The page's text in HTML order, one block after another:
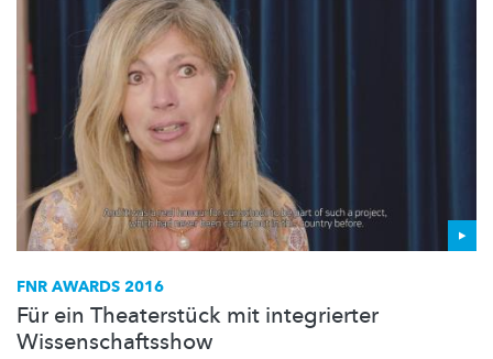
FNR AWARDS 2016
Für ein Theaterstück mit integrierter
Wissenschaftsshow